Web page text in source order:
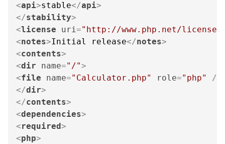
<api>stable</api>
</stability>
<license uri="http://www.php.net/license"
<notes>Initial release</notes>
<contents>
<dir name="/">
<file name="Calculator.php" role="php"
/>
</dir>
</contents>
<dependencies>
<required>
<php>